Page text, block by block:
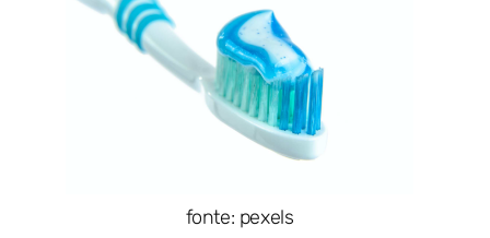
fonte: pexels